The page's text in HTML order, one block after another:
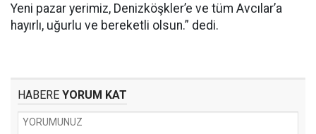
Yeni pazar yerimiz, Denizköşkler’e ve tüm Avcılar’a
hayırlı, uğurlu ve bereketli olsun.” dedi.
HABERE YORUM KAT